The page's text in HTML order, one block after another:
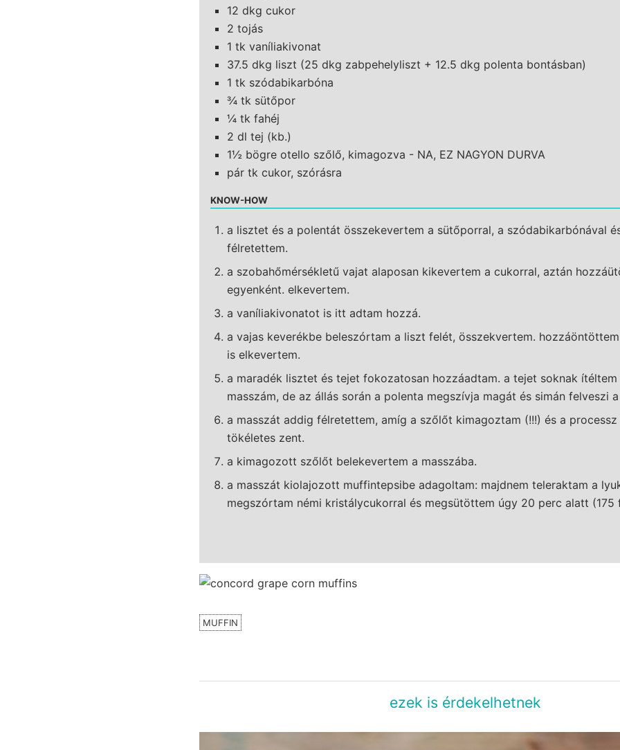
12 dkg cukor
2 tojás
1 tk vaníliakivonat
37.5 dkg liszt (25 dkg zabpehelyliszt + 12.5 dkg polenta bontásban)
1 tk szódabikarbóna
¾ tk sütőpor
¼ tk fahéj
2 dl tej (kb.)
1½ bögre otello szőlő, kimagozva - NA, EZ NAGYON DURVA
pár tk cukor, szórásra
KNOW-HOW
a lisztet és a polentát összekevertem a sütőporral, a szódabikarbónával
félretettem.
a szobahőmérsékletű vajat alaposan kikevertem a cukorral, aztán
egyenként. elkevertem.
a vaníliakivonatot is itt adtam hozzá.
a vajas keverékbe beleszórtam a liszt felét, összekvertem.
is elkevertem.
a maradék lisztet és tejet fokozatosan hozzáadtam. a tejet soknak
masszám, de az állás során a polenta megszívja magát és simán felveszi
a masszát addig félretettem, amíg a szőlőt kimagoztam (!!!) és a
tökéletes zent.
a kimagozott szőlőt belekevertem a masszába.
a masszát kiolajozott muffintepsibe adagoltam: majdnem teleraktam a
megszórtam némi kristálycukorral és megsütöttem úgy 20 perc alatt (175
MUFFIN
ezek is érdekelhetnek